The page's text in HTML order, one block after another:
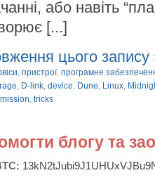
або навіть
[...]
цього запису
, пристрої, програмне
, D-link, device, Dune, Linux,
, tricks
блогу та